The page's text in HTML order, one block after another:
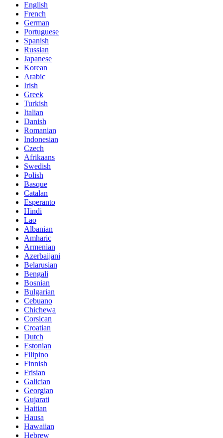
English
French
German
Portuguese
Spanish
Russian
Japanese
Korean
Arabic
Irish
Greek
Turkish
Italian
Danish
Romanian
Indonesian
Czech
Afrikaans
Swedish
Polish
Basque
Catalan
Esperanto
Hindi
Lao
Albanian
Amharic
Armenian
Azerbaijani
Belarusian
Bengali
Bosnian
Bulgarian
Cebuano
Chichewa
Corsican
Croatian
Dutch
Estonian
Filipino
Finnish
Frisian
Galician
Georgian
Gujarati
Haitian
Hausa
Hawaiian
Hebrew